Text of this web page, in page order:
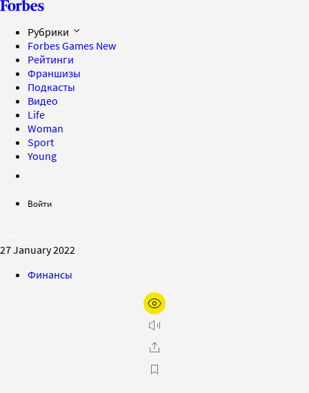
Рубрики
Forbes Games New
Рейтинги
Франшизы
Подкасты
Видео
Life
Woman
Sport
Young
Войти
27 January 2022
Финансы